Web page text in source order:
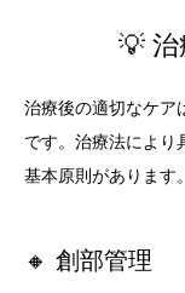
💡
治療後の適切なケア
です。治療法により
基本原則があります。
🔸 創部管理